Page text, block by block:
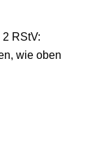
RStV:
wie oben